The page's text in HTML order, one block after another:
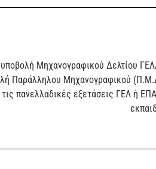
Μηχανογραφικού Δελτίου
Παράλληλου Μηχανογραφικού
τις πανελλαδικές εξετάσεις ΓΕΛ ή